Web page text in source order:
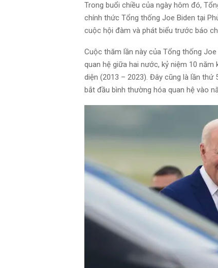
Trong buổi chiều của ngày hôm đó,
chính thức Tổng thống Joe Biden tại
cuộc hội đàm và phát biểu trước báo
Cuộc thăm lần này của Tổng thống
quan hệ giữa hai nước, kỷ niệm 10
diện (2013 – 2023). Đây cũng là lần
bắt đầu bình thường hóa quan hệ vào